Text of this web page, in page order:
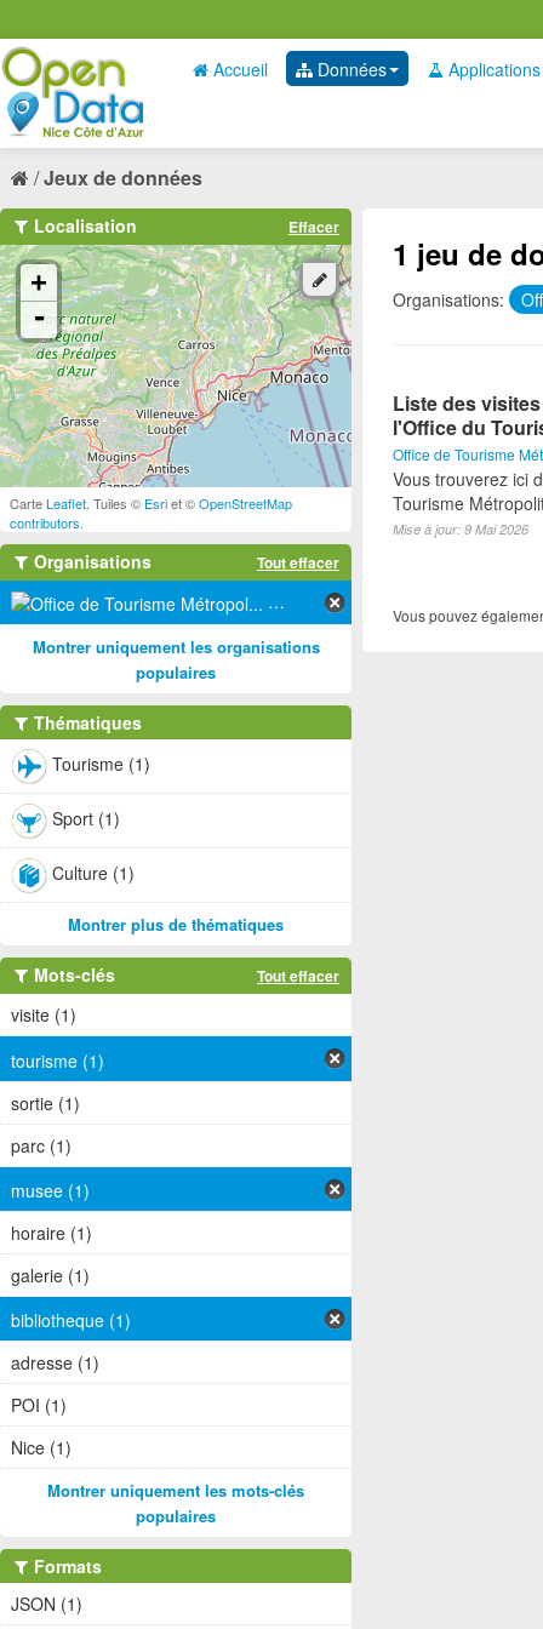
Accueil Données Applications
Jeux de données
1 jeu de
Organisations:
Liste des
l'Office du
Office de Tourisme
Vous trouverez ici
Tourisme
Mise à jour: 9 Mai 2026
Vous pouvez
Localisation Effacer
+
-
CarteLeaflet . Tuiles © Esriet ©OpenStreetMap
contributors
Organisations Tout effacer
Office de Tourisme Métropol... (1)
Montrer uniquement les organisations
populaires
Thématiques
Tourisme (1)
Sport (1)
Culture (1)
Montrer plus de thématiques
Mots-clés Tout effacer
visite (1)
tourisme (1)
sortie (1)
parc (1)
musee (1)
horaire (1)
galerie (1)
bibliotheque (1)
adresse (1)
POI (1)
Nice (1)
Montrer uniquement les mots-clés
populaires
Formats
JSON (1)